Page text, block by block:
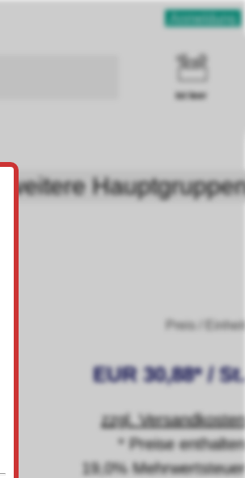
Anmeldung
ist leer
weitere
Preis / Einheit
EUR 30,88* / St.
zzgl. Versandkosten
* Preise enthalten
19,0% Mehrwertsteuer